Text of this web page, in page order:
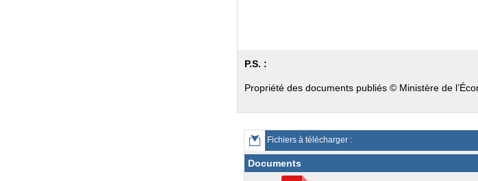
P.S. :
Propriété des documents publiés © Ministère de
Fichiers à télécharger :
Documents